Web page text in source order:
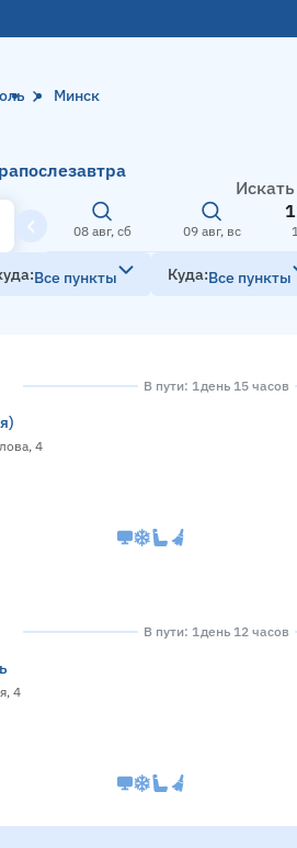
Минск
послезавтра
08 авг, сб 09 авг, вс
Все пункты Куда Все пункты
4
В пути: 1 день 15 часов
4
В пути: 1 день 12 часов